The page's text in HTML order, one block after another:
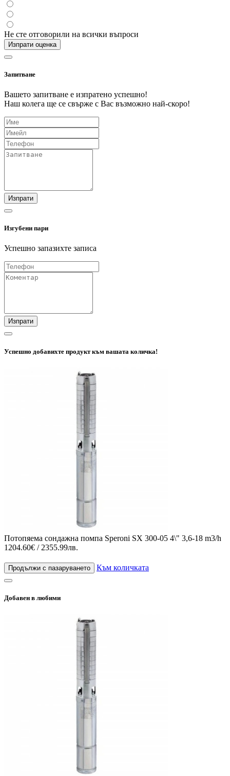
Не сте отговорили на всички въпроси
Изпрати оценка
Запитване
Вашето запитване е изпратено успешно!
Наш колега ще се свърже с Вас възможно най-скоро!
Изпрати
Изгубени пари
Успешно запазихте записа
Изпрати
Успешно добавихте продукт към вашата количка!
Потопяема сондажна помпа Speroni SX 300-05 4\" 3,6-18 m3/h
1204.60€ / 2355.99лв.
Продължи с пазаруването Към количката
Добавен в любими